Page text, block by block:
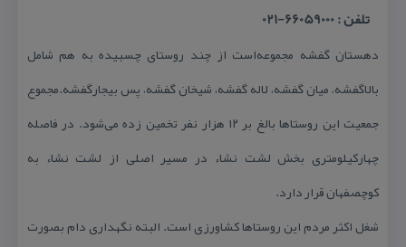
تلفن : 66059000-021
دهستان گفشه مجموعه‌است از چند روستای چسبیده به هم شامل
بالاگفشه، میان گفشه، لاله گفشه، شیخان گفشه، پس بیجارگفشه.مجموع
جمعیت این روستاها بالغ بر ۱۲ هزار نفر تخمین زده می‌شود. در فاصله
چهاركیلومتری بخش لشت نشاء در مسیر اصلی از لشت نشاء به
كوچصفهان قرار دارد.
شغل اكثر مردم این روستاها كشاورزی است. البته نگهداری دام بصورت